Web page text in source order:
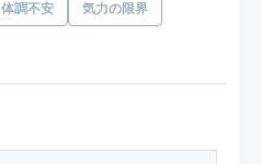
体調不安 気力の限界